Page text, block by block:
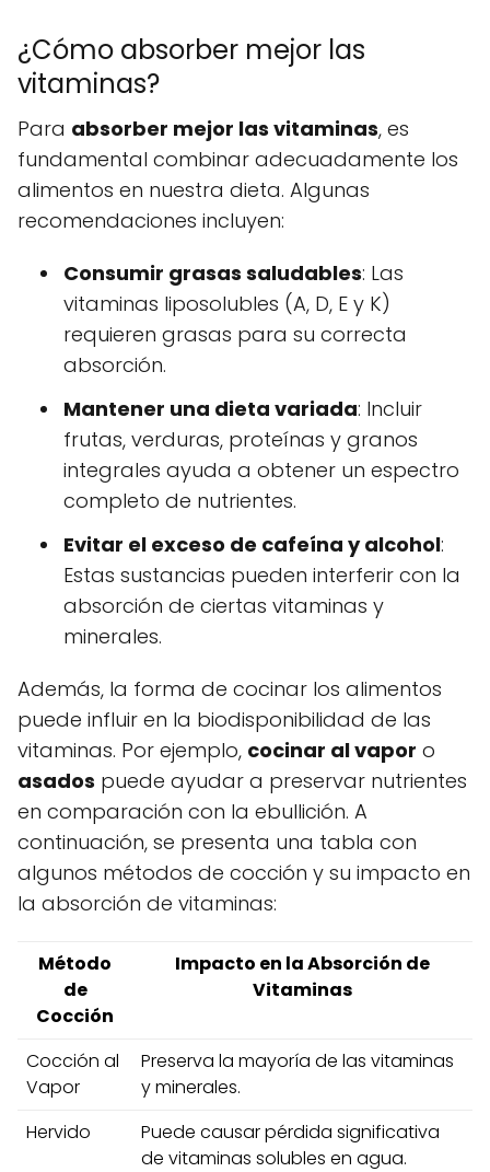
¿Cómo absorber mejor las
vitaminas?
Para absorber mejor las vitaminas, es
fundamental combinar adecuadamente los
alimentos en nuestra dieta. Algunas
recomendaciones incluyen:
Consumir grasas saludables: Las
vitaminas liposolubles (A, D, E y K)
requieren grasas para su correcta
absorción.
Mantener una dieta variada: Incluir
frutas, verduras, proteínas y granos
integrales ayuda a obtener un espectro
completo de nutrientes.
Evitar el exceso de cafeína y alcohol:
Estas sustancias pueden interferir con la
absorción de ciertas vitaminas y
minerales.
Además, la forma de cocinar los alimentos
puede influir en la biodisponibilidad de las
vitaminas. Por ejemplo, cocinar al vapor o
asados puede ayudar a preservar nutrientes
en comparación con la ebullición. A
continuación, se presenta una tabla con
algunos métodos de cocción y su impacto en
la absorción de vitaminas:
Método
de
Cocción
Impacto en la Absorción de
Vitaminas
Cocción al
Vapor
Preserva la mayoría de las vitaminas
y minerales.
Hervido
Puede causar pérdida significativa
de vitaminas solubles en agua.